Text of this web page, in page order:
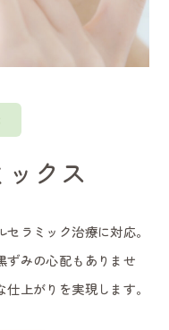
クス
ラミック治療に対応。
ずみの心配もありませ
上がりを実現します。